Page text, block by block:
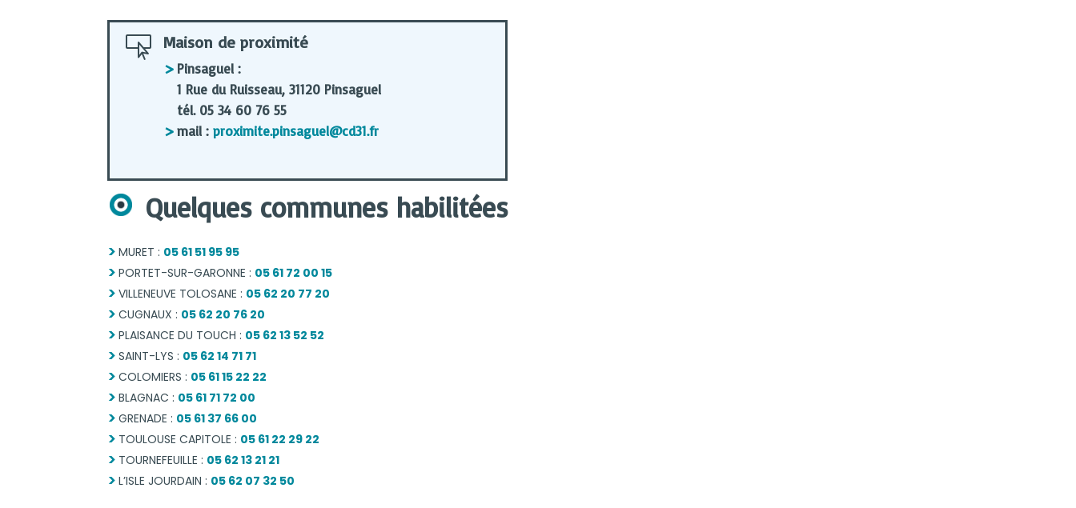
 Maison de proximité
Pinsaguel :
1 Rue du Ruisseau, 31120 Pinsaguel
tél. 05 34 60 76 55
mail :proximite.pinsaguel@cd31.fr
Quelques communes habilitées
MURET : 05 61 51 95 95
PORTET-SUR-GARONNE : 05 61 72 00 15
VILLENEUVE TOLOSANE : 05 62 20 77 20
CUGNAUX : 05 62 20 76 20
PLAISANCE DU TOUCH : 05 62 13 52 52
SAINT-LYS : 05 62 14 71 71
COLOMIERS : 05 61 15 22 22
BLAGNAC : 05 61 71 72 00
GRENADE : 05 61 37 66 00
TOULOUSE CAPITOLE : 05 61 22 29 22
TOURNEFEUILLE : 05 62 13 21 21
L’ISLE JOURDAIN : 05 62 07 32 50